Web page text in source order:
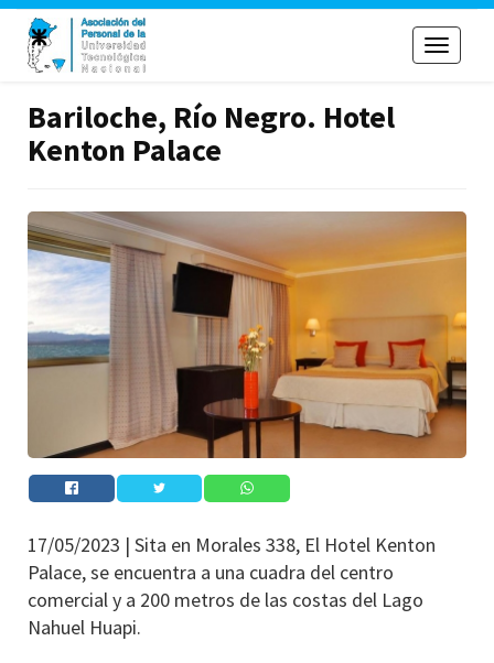
Toggle
Bariloche, Río Negro. Hotel
Kenton Palace
17/05/2023 |Sita en Morales 338, El Hotel Kenton
Palace, se encuentra a una cuadra del centro
comercial y a 200 metros de las costas del Lago
Nahuel Huapi.